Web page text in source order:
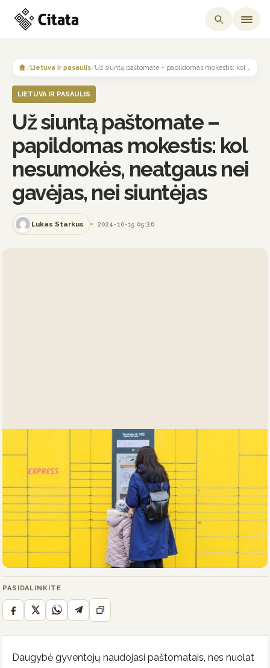
content
/Lietuva ir pasaulis/
LIETUVA IR PASAULIS
Už siuntą paštomate –
papildomas mokestis: kol
nesumokės, neatgaus nei
gavėjas, nei siuntėjas
Lukas Starkus 2024-10-15 05:36
PASIDALINKITE
Daugybė gyventojų naudojasi paštomatais, nes nuolat